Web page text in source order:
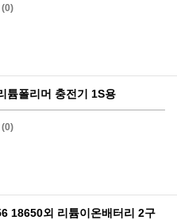
(0)
튬폴리머 충전기 1S용
(0)
18650외 리튬이온배터리 2구